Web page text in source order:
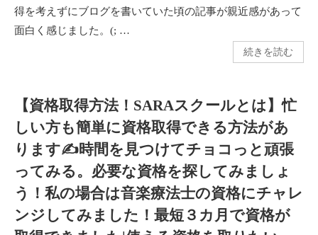
得を考えずにブログを書いていた頃の記事が親近感があって
面白く感じました。(; …
続きを読む
【資格取得方法！SARAスクールとは】忙
しい方も簡単に資格取得できる方法があ
ります✍時間を見つけてチョコっと頑張
ってみる。必要な資格を探してみましょ
う！私の場合は音楽療法士の資格にチャレ
ンジしてみました！最短３カ月で資格が